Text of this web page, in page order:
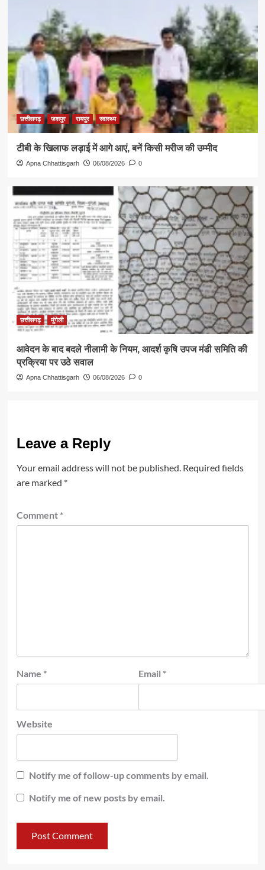
छत्तीसगढ़ जशपुर रायपुर स्वास्थ्य
टीबी के खिलाफ लड़ाई में आगे आएं, बनें किसी मरीज की उम्मीद
Apna Chhattisgarh 06/08/2026 0
छत्तीसगढ़ मुंगेली
आवेदन के बाद बदले नीलामी के नियम, आदर्श कृषि उपज मंडी समिति की
प्रक्रिया पर उठे सवाल
Apna Chhattisgarh 06/08/2026 0
Leave a Reply
Your email address will not be published. Required fields
are marked *
Comment *
Name * Email *
Website
Notify me of follow-up comments by email.
Notify me of new posts by email.